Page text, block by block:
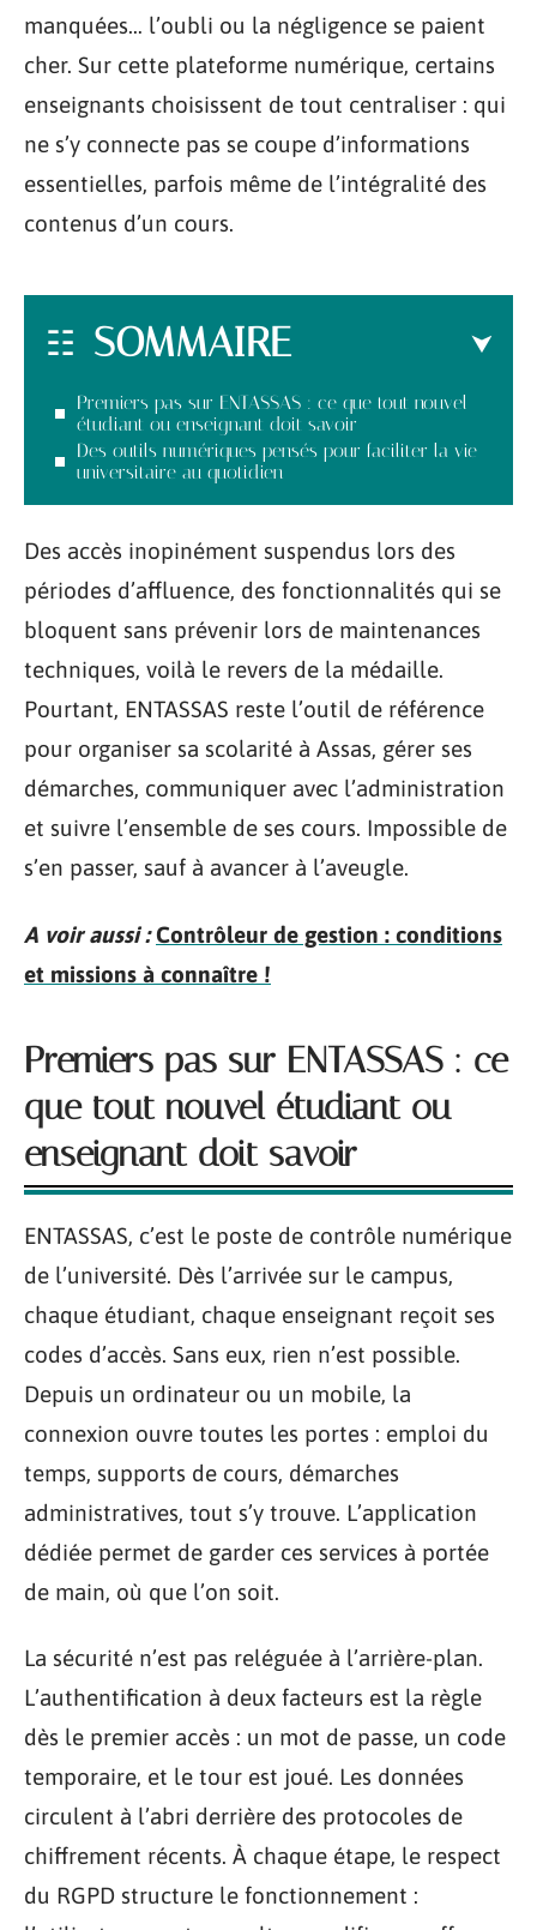
manquées… l’oubli ou la négligence se paient
cher. Sur cette plateforme numérique, certains
enseignants choisissent de tout centraliser : qui
ne s’y connecte pas se coupe d’informations
essentielles, parfois même de l’intégralité des
contenus d’un cours.
SOMMAIRE
Premiers pas sur ENTASSAS : ce que tout nouvel
étudiant ou enseignant doit savoir
Des outils numériques pensés pour faciliter la vie
universitaire au quotidien
Des accès inopinément suspendus lors des
périodes d’affluence, des fonctionnalités qui se
bloquent sans prévenir lors de maintenances
techniques, voilà le revers de la médaille.
Pourtant, ENTASSAS reste l’outil de référence
pour organiser sa scolarité à Assas, gérer ses
démarches, communiquer avec l’administration
et suivre l’ensemble de ses cours. Impossible de
s’en passer, sauf à avancer à l’aveugle.
A voir aussi : Contrôleur de gestion : conditions
et missions à connaître !
Premiers pas sur ENTASSAS : ce
que tout nouvel étudiant ou
enseignant doit savoir
ENTASSAS, c’est le poste de contrôle numérique
de l’université. Dès l’arrivée sur le campus,
chaque étudiant, chaque enseignant reçoit ses
codes d’accès. Sans eux, rien n’est possible.
Depuis un ordinateur ou un mobile, la
connexion ouvre toutes les portes : emploi du
temps, supports de cours, démarches
administratives, tout s’y trouve. L’application
dédiée permet de garder ces services à portée
de main, où que l’on soit.
La sécurité n’est pas reléguée à l’arrière-plan.
L’authentification à deux facteurs est la règle
dès le premier accès : un mot de passe, un code
temporaire, et le tour est joué. Les données
circulent à l’abri derrière des protocoles de
chiffrement récents. À chaque étape, le respect
du RGPD structure le fonctionnement :